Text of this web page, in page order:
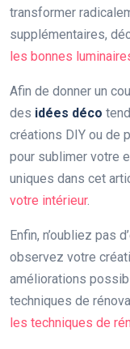
transformer
supplémentaires,
les bonnes
Afin de donner un
des idées déco
créations DIY ou de
pour sublimer votre
uniques dans cet
votre intérieur.
Enfin, n’oubliez pas
observez votre
améliorations
techniques de
les techniques de